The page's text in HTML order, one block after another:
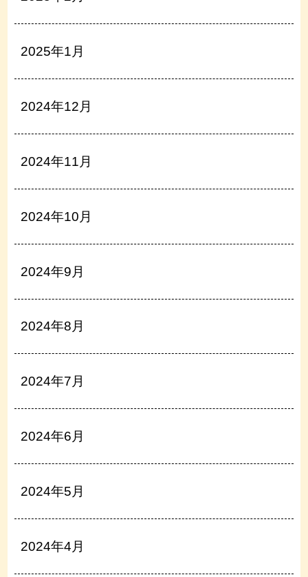
2025年1月
2024年12月
2024年11月
2024年10月
2024年9月
2024年8月
2024年7月
2024年6月
2024年5月
2024年4月